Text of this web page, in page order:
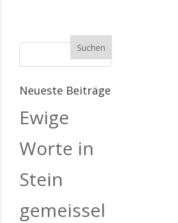
Neueste Beiträge
Ewige
Worte in
Stein
gemeissel